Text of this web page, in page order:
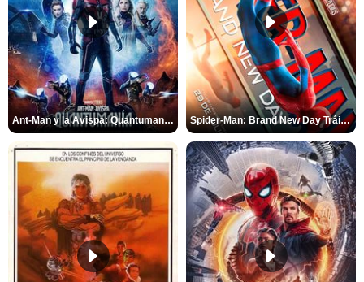
Ant-Man y la Avispa: Quantumanía Tráiler (2) Spider-Man: Brand New Day Tráiler (3)